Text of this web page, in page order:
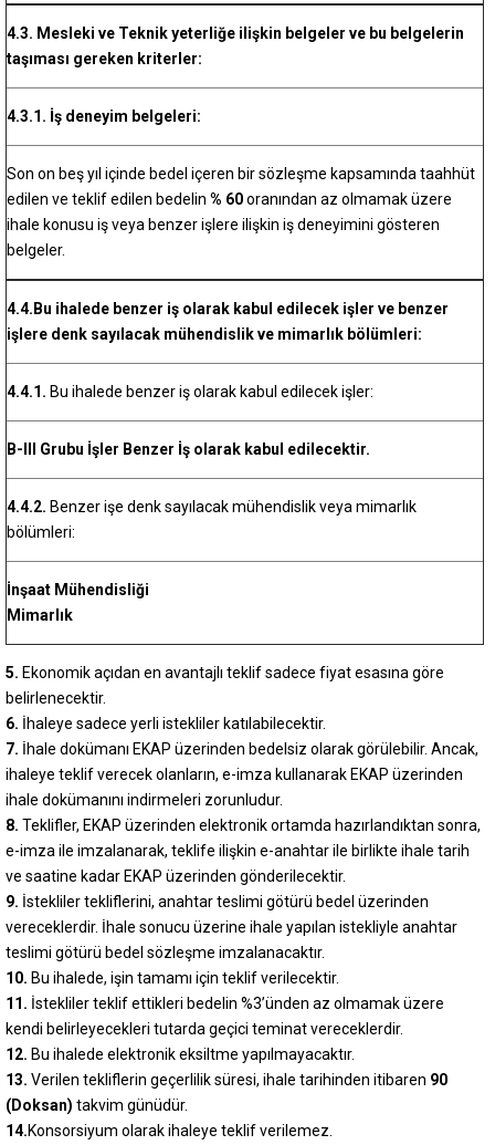
4.3. Mesleki ve Teknik yeterliğe ilişkin belgeler ve bu belgelerin
taşıması gereken kriterler:
4.3.1. İş deneyim belgeleri:
Son on beş yıl içinde bedel içeren bir sözleşme kapsamında taahhüt
edilen ve teklif edilen bedelin % 60oranından az olmamak üzere
ihale konusu iş veya benzer işlere ilişkin iş deneyimini gösteren
belgeler.
4.4.Bu ihalede benzer iş olarak kabul edilecek işler ve benzer
işlere denk sayılacak mühendislik ve mimarlık bölümleri:
4.4.1. Bu ihalede benzer iş olarak kabul edilecek işler:
B-III Grubu İşler Benzer İş olarak kabul edilecektir.
4.4.2. Benzer işe denk sayılacak mühendislik veya mimarlık
bölümleri:
İnşaat Mühendisliği
Mimarlık
5. Ekonomik açıdan en avantajlı teklif sadece fiyat esasına göre
belirlenecektir.
6. İhaleye sadece yerli istekliler katılabilecektir.
7. İhale dokümanı EKAP üzerinden bedelsiz olarak görülebilir. Ancak,
ihaleye teklif verecek olanların, e-imza kullanarak EKAP üzerinden
ihale dokümanını indirmeleri zorunludur.
8. Teklifler, EKAP üzerinden elektronik ortamda hazırlandıktan sonra,
e-imza ile imzalanarak, teklife ilişkin e-anahtar ile birlikte ihale tarih
ve saatine kadar EKAP üzerinden gönderilecektir.
9. İstekliler tekliflerini, anahtar teslimi götürü bedel üzerinden
vereceklerdir. İhale sonucu üzerine ihale yapılan istekliyle anahtar
teslimi götürü bedel sözleşme imzalanacaktır.
10. Bu ihalede, işin tamamı için teklif verilecektir.
11. İstekliler teklif ettikleri bedelin %3’ünden az olmamak üzere
kendi belirleyecekleri tutarda geçici teminat vereceklerdir.
12. Bu ihalede elektronik eksiltme yapılmayacaktır.
13. Verilen tekliflerin geçerlilik süresi, ihale tarihinden itibaren 90
(Doksan) takvim günüdür.
14.Konsorsiyum olarak ihaleye teklif verilemez.